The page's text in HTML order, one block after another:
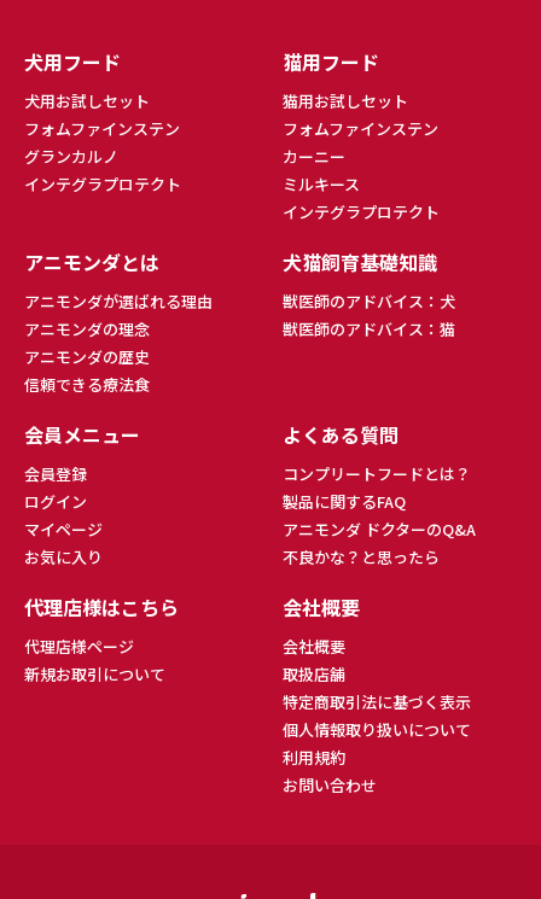
犬用フード
犬用お試しセット
フォムファインステン
グランカルノ
インテグラプロテクト
猫用フード
猫用お試しセット
フォムファインステン
カーニー
ミルキース
インテグラプロテクト
アニモンダとは
アニモンダが選ばれる理由
アニモンダの理念
アニモンダの歴史
信頼できる療法食
犬猫飼育基礎知識
獣医師のアドバイス：犬
獣医師のアドバイス：猫
会員メニュー
会員登録
ログイン
マイページ
お気に入り
よくある質問
コンプリートフードとは？
製品に関するFAQ
アニモンダ ドクターのQ&A
不良かな？と思ったら
代理店様はこちら
代理店様ページ
新規お取引について
会社概要
会社概要
取扱店舗
特定商取引法に基づく表示
個人情報取り扱いについて
利用規約
お問い合わせ